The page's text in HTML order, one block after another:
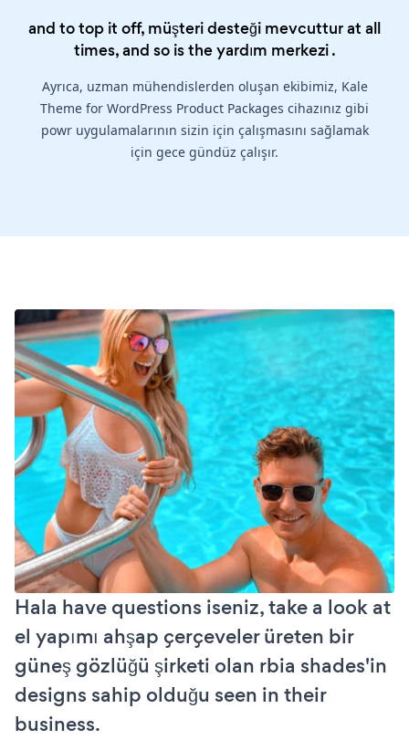
and to top it off, müşteri desteği mevcuttur at all
times, and so is theyardım merkezi.
Ayrıca, uzman mühendislerden oluşan ekibimiz, Kale
Theme for WordPress Product Packages cihazınız gibi
powr uygulamalarının sizin için çalışmasını sağlamak
için gece gündüz çalışır.
Hala have questions iseniz, take a look at
el yapımı ahşap çerçeveler üreten bir
güneş gözlüğü şirketi olan rbia shades'in
designs sahip olduğu seen in their
business.